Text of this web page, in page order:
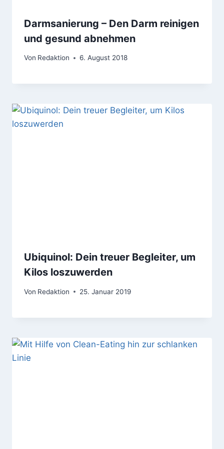
Darmsanierung – Den Darm reinigen
und gesund abnehmen
Von Redaktion 6. August 2018
Ubiquinol: Dein treuer Begleiter, um
Kilos loszuwerden
Von Redaktion 25. Januar 2019